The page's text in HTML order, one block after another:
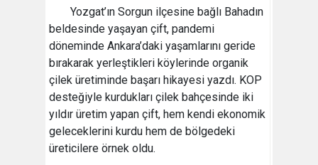
Yozgat’ın Sorgun ilçesine bağlı Bahadın
beldesinde yaşayan çift, pandemi
döneminde Ankara’daki yaşamlarını geride
bırakarak yerleştikleri köylerinde organik
çilek üretiminde başarı hikayesi yazdı. KOP
desteğiyle kurdukları çilek bahçesinde iki
yıldır üretim yapan çift, hem kendi ekonomik
geleceklerini kurdu hem de bölgedeki
üreticilere örnek oldu.